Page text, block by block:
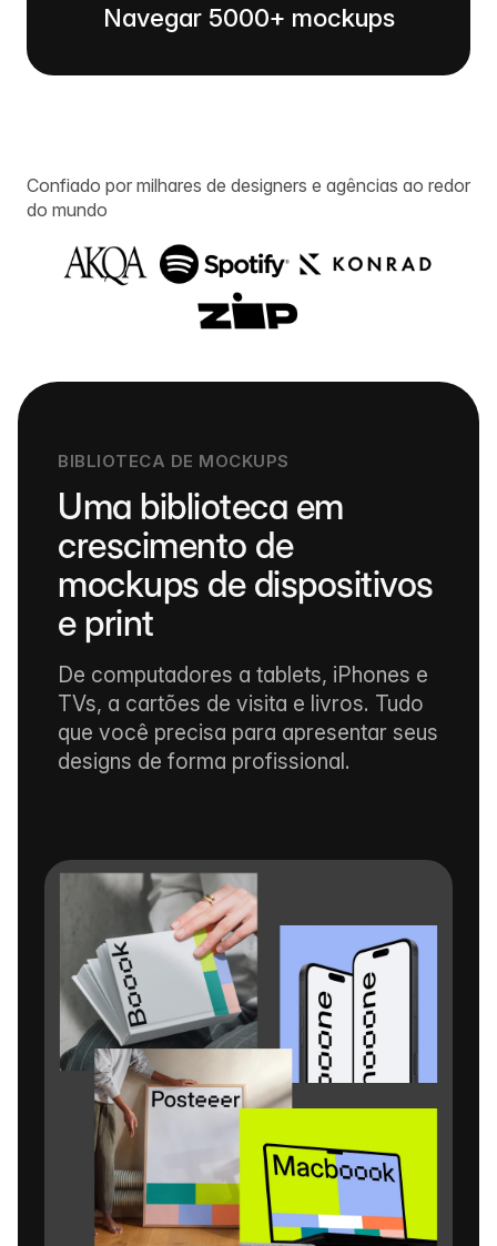
Navegar 5000+ mockups
Confiado por milhares de designers e agências ao redor
do mundo
BIBLIOTECA DE MOCKUPS
Uma biblioteca em
crescimento de
mockups de dispositivos
e print
De computadores a tablets, iPhones e
TVs, a cartões de visita e livros. Tudo
que você precisa para apresentar seus
designs de forma profissional.